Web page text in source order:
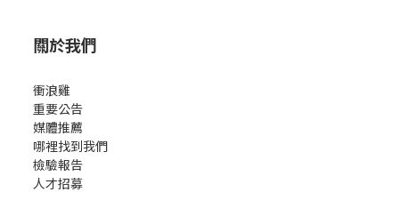
關於我們
衝浪雞
重要公告
媒體推薦
哪裡找到我們
檢驗報告
人才招募